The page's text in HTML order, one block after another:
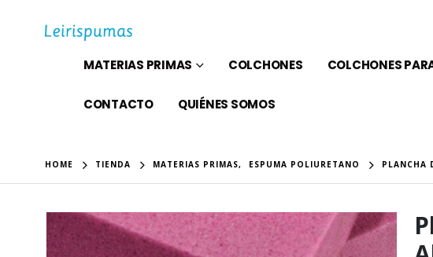
MATERIAS PRIMAS COLCHONES COLCHONES
CONTACTO QUIÉNES SOMOS
HOME TIENDA MATERIAS PRIMAS, ESPUMA POLIURETANO PLANCHA